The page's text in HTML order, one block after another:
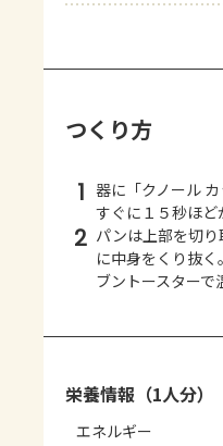
つくり方
1 器に「クノール
すぐに１５秒ほど
2 パンは上部を切
に中身をくり抜
ブントースターで
栄養情報（1人分）
エネルギー